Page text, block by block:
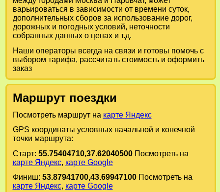
варьироваться в зависимости от времени суток,
дополнительных сборов за использование дорог,
дорожных и погодных условий, неточности
собранных данных о ценах и т.д.
Наши операторы всегда на связи и готовы помочь с
выбором тарифа, рассчитать стоимость и оформить
заказ
Маршрут поездки
Посмотреть маршрут на карте Яндекс
GPS координаты условных начальной и конечной
точки маршрута:
Старт: 55.75404710,37.62040500Посмотреть на
карте Яндекс, карте Google
Финиш: 53.87941700,43.69947100Посмотреть на
карте Яндекс, карте Google